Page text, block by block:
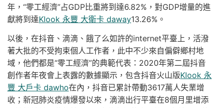
年，“零工經濟”占GDP比重將到達6.82%，對GDP增量的進
獻將到達Klook 永豐 大衛卡 daway13.26%。
以後，在抖音、滴滴、餓了么如許的internet平臺上，活潑
著大批的不受拘束個人工作者，此中不少來自偏僻鄉村地
域，他們都是“零工經濟”的典範代表：2020年第二屆抖音
創作者年夜會上表露的數據顯示，包含抖音火山版Klook 永
豐 大戶卡 dawho在內，抖音已累計帶動3617萬人失業增
收；新冠肺炎疫情爆發以來，滴滴出行平臺在8個月里增添